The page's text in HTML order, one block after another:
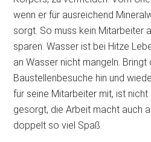
wenn er für ausreichend
sorgt. So muss kein Mitarbeiter
sparen. Wasser ist bei Hitze
an Wasser nicht mangeln.
Baustellenbesuche hin und
für seine Mitarbeiter mit, ist
gesorgt, die Arbeit macht auch
doppelt so viel Spaß.